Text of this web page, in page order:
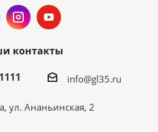
контакты
info@gl35.ru
ул. Ананьинская, 2